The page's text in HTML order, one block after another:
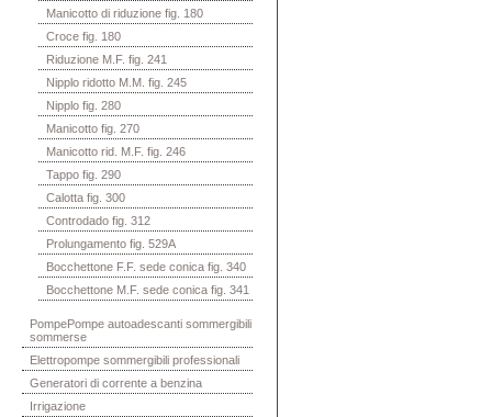
Manicotto di riduzione fig. 180
Croce fig. 180
Riduzione M.F. fig. 241
Nipplo ridotto M.M. fig. 245
Nipplo fig. 280
Manicotto fig. 270
Manicotto rid. M.F. fig. 246
Tappo fig. 290
Calotta fig. 300
Controdado fig. 312
Prolungamento fig. 529A
Bocchettone F.F. sede conica fig. 340
Bocchettone M.F. sede conica fig. 341
PompePompe autoadescanti sommergibili
sommerse
Elettropompe sommergibili professionali
Generatori di corrente a benzina
Irrigazione